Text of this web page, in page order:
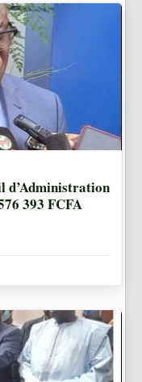
d’Administration
393 FCFA